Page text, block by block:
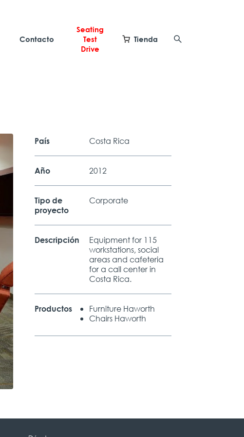
Contacto
Seating
Test
Drive
Tienda
País Costa Rica
Año 2012
Tipo de
proyecto
Corporate
Descripción
Equipment for 115
workstations, social
areas and cafeteria
for a call center in
Costa Rica.
Productos
Furniture Haworth
Chairs Haworth